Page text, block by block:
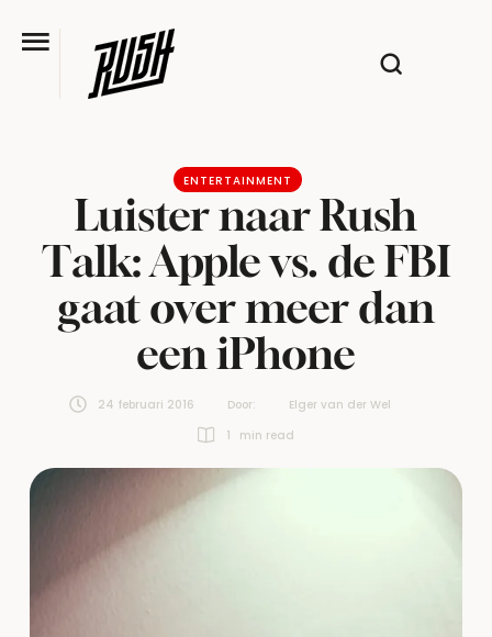
ENTERTAINMENT
Luister naar Rush
Talk: Apple vs. de FBI
gaat over meer dan
een iPhone
24 februari 2016 Door:
Elger van der Wel
1
min read